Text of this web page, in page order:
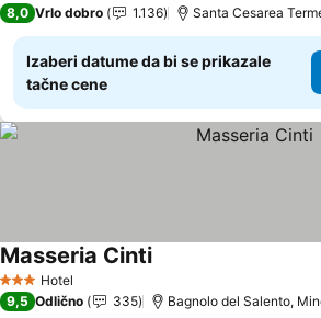
8,0 Vrlo dobro 1.136 Santa Cesarea
Izaberi datume da bi se prikazale
tačne cene
3 Zvezdice
Hotel
Masseria CintiPogledaj cene
9,5 Odlično 335 Bagnolo del Salento,